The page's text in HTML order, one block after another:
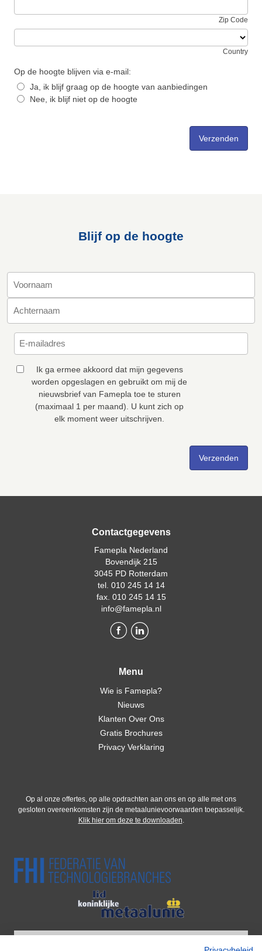
Zip Code
Country
Op de hoogte blijven via e-mail:
Ja, ik blijf graag op de hoogte van aanbiedingen
Nee, ik blijf niet op de hoogte
Blijf op de hoogte
Ik ga ermee akkoord dat mijn gegevens
worden opgeslagen en gebruikt om mij de
nieuwsbrief van Famepla toe te sturen
(maximaal 1 per maand). U kunt zich op
elk moment weer uitschrijven.
Contactgegevens
Famepla Nederland
Bovendijk 215
3045 PD Rotterdam
tel. 010 245 14 14
fax. 010 245 14 15
info@famepla.nl
Menu
Wie is Famepla?
Nieuws
Klanten Over Ons
Gratis Brochures
Privacy Verklaring
Op al onze offertes, op alle opdrachten aan ons en op alle met ons
gesloten overeenkomsten zijn de metaalunievoorwaarden toepasselijk.
Klik hier om deze te downloaden.